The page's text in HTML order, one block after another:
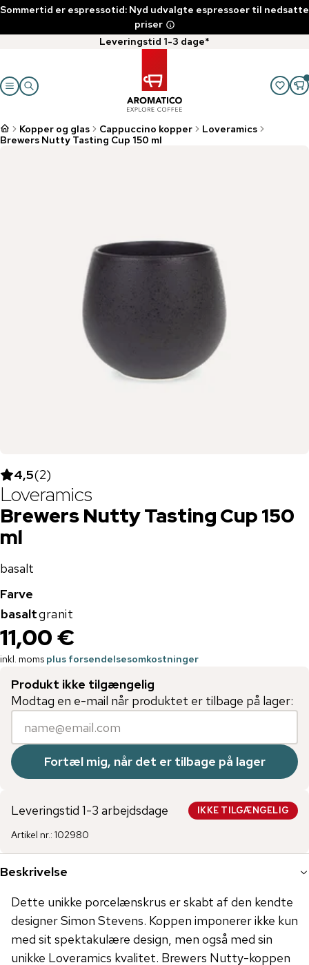
Sommertid er espressotid: Nyd udvalgte espressoer til nedsatte
priser
Leveringstid 1-3 dage*
Kopper og glas Cappuccino kopper
Loveramics
Brewers Nutty Tasting Cup 150 ml
4,5(2)
Loveramics
Brewers Nutty Tasting Cup 150
ml
basalt
Farve
basaltgranit
11,00 €
inkl. moms plus forsendelsesomkostninger
Produkt ikke tilgængelig
Modtag en e-mail når produktet er tilbage på lager:
Fortæl mig, når det er tilbage på lager
Leveringstid 1-3 arbejdsdage IKKE TILGÆNGELIG
Artikel nr.: 102980
Beskrivelse
Dette unikke porcelænskrus er skabt af den kendte
designer Simon Stevens. Koppen imponerer ikke kun
med sit spektakulære design, men også med sin
unikke Loveramics kvalitet. Brewers Nutty-koppen